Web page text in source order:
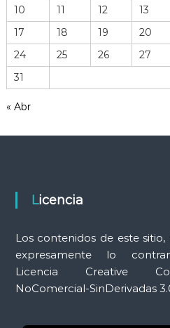
h
r
r
m
i
n
10
11 12 13
17
18 19 20
24
25 26 27
31
« Abr
Licencia
Los contenidos de este
expresamente lo
Licencia Creative
NoComercial-SinDerivadas